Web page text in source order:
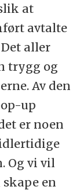
at
avtalte
aller
trygg og
Av den
up
er noen
Og vi vil
en